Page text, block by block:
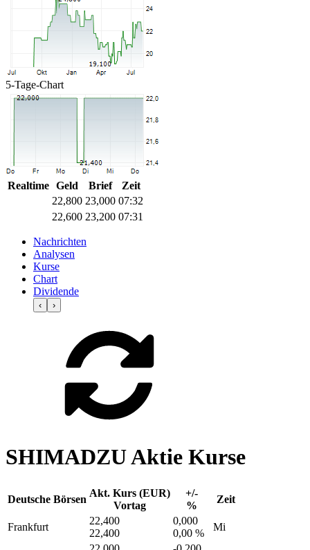
5-Tage-Chart
Realtime Geld Brief
Zeit
22,800 23,000 07:32
22,600 23,200 07:31
Nachrichten
Analysen
Kurse
Chart
Dividende
‹ ›
SHIMADZU Aktie Kurse
Deutsche Börsen
Akt. Kurs (EUR)
Vortag
+/-
%
Zeit
Frankfurt
22,400
22,400
0,000
0,00 %
Mi